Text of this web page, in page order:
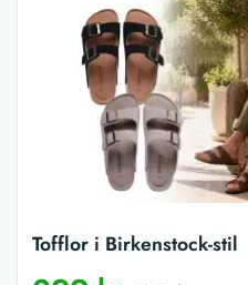
Tofflor i Birkenstock-stil